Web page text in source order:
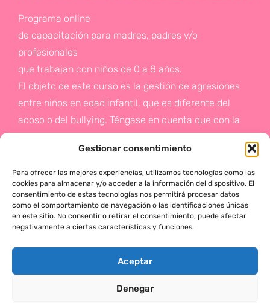
Gestionar consentimiento
Para ofrecer las mejores experiencias, utilizamos tecnologías como las
cookies para almacenar y/o acceder a la información del dispositivo. El
consentimiento de estas tecnologías nos permitirá procesar datos
como el comportamiento de navegación o las identificaciones únicas
en este sitio. No consentir o retirar el consentimiento, puede afectar
negativamente a ciertas características y funciones.
Aceptar
Denegar
Programa online
de capacitación para madres, padres y/o
profesionales
que trabajan con niños de 0 a 8 años.
El objeto de este curso es la gestión de agresiones
entre niños en edad infantil, que es diferente del
acoso o del bullying. Téngase en cuenta que con la
de la prevención a un problema que suele aparecer
en etapas posteriores como es el acoso.
Si deseas más información,
haz click en este enlace:
MÓNICA SERRANO © 2025 TODOS LOS DERECHOS RESERVADOS